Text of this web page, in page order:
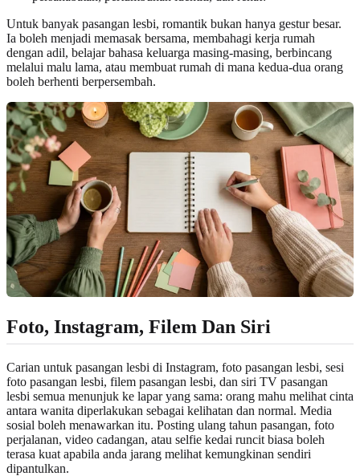
Untuk banyak pasangan lesbi, romantik bukan hanya gestur besar.
Ia boleh menjadi memasak bersama, membahagi kerja rumah
dengan adil, belajar bahasa keluarga masing-masing, berbincang
melalui malu lama, atau membuat rumah di mana kedua-dua orang
boleh berhenti berpersembah.
Foto, Instagram, Filem Dan Siri
Carian untuk pasangan lesbi di Instagram, foto pasangan lesbi, sesi
foto pasangan lesbi, filem pasangan lesbi, dan siri TV pasangan
lesbi semua menunjuk ke lapar yang sama: orang mahu melihat cinta
antara wanita diperlakukan sebagai kelihatan dan normal. Media
sosial boleh menawarkan itu. Posting ulang tahun pasangan, foto
perjalanan, video cadangan, atau selfie kedai runcit biasa boleh
terasa kuat apabila anda jarang melihat kemungkinan sendiri
dipantulkan.